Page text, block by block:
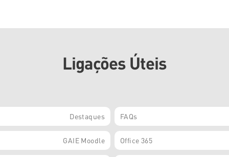
Ligações Úteis
Destaques FAQs
GAIE Moodle Office 365